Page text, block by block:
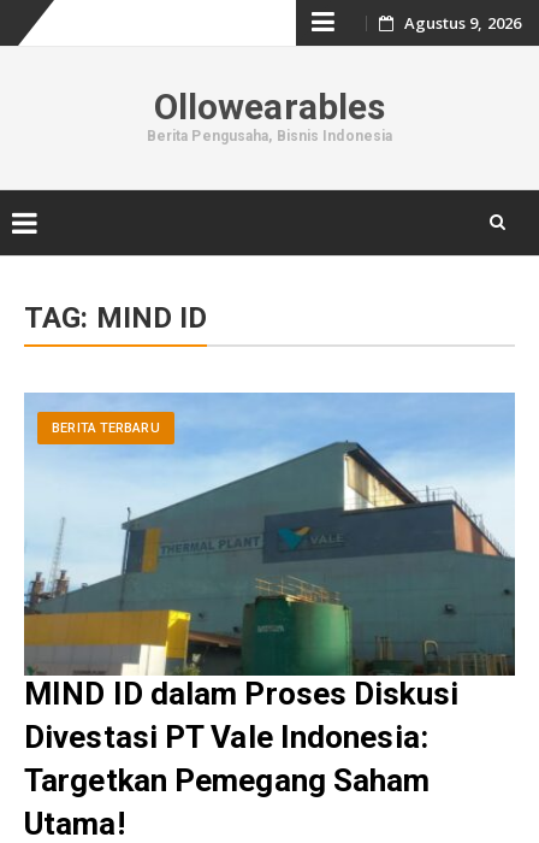
Skip
content
Agustus 9, 2026
Ollowearables
Berita Pengusaha, Bisnis Indonesia
content
TAG: MIND ID
BERITA TERBARU
MIND ID dalam Proses Diskusi
Divestasi PT Vale Indonesia:
Targetkan Pemegang Saham
Utama!